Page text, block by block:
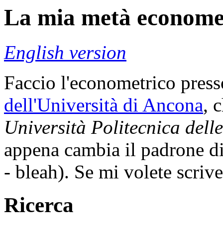
La mia metà
English version
Faccio l'econometrico
dell'Università di Ancona,
Università Politecnica
appena cambia il padrone
- bleah). Se mi volete
Ricerca